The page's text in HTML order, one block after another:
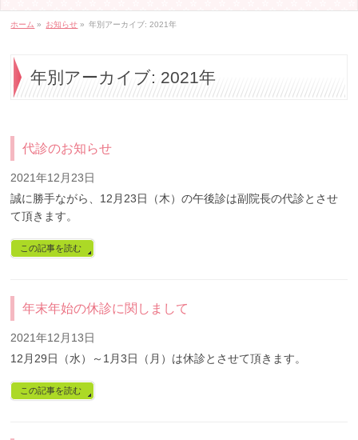
ホーム » お知らせ » 年別アーカイブ: 2021年
年別アーカイブ: 2021年
代診のお知らせ
2021年12月23日
誠に勝手ながら、12月23日（木）の午後診は副院長の代診とさせ
て頂きます。
この記事を読む
年末年始の休診に関しまして
2021年12月13日
12月29日（水）～1月3日（月）は休診とさせて頂きます。
この記事を読む